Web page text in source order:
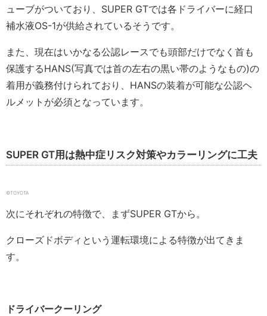
ューブがついており、SUPER GTでは各ドライバーに経口
補水液OS-1が供給されているそうです。
また、現在はいかなる公認レースでも頭部だけでなく首も
保護するHANS(写真では首の左右の黒い帯のようなもの)の
着用が義務付けられており、HANSの装着が可能な公認ヘ
ルメットが必須となっています。
SUPER GT用は熱中症リスク対策やカラーリングに工夫
©TOYOTA
次にそれぞれの特徴で、まずSUPER GTから。
クローズドボディという運転環境による特徴が出てきま
す。
ドライバークーリング